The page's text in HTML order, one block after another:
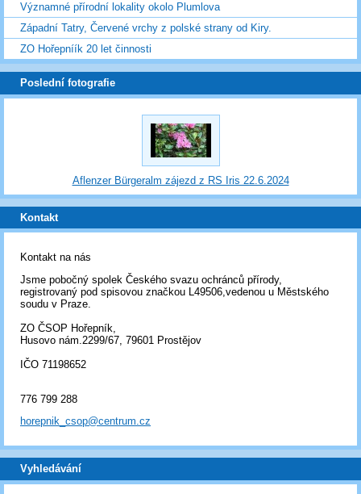
Významné přírodní lokality okolo Plumlova
Západní Tatry, Červené vrchy z polské strany od Kiry.
ZO Hořepníík 20 let činnosti
Poslední fotografie
Aflenzer Bürgeralm zájezd z RS Iris 22.6.2024
Kontakt
Kontakt na nás
Jsme pobočný spolek Českého svazu ochránců přírody,
registrovaný pod spisovou značkou L49506,vedenou u Městského
soudu v Praze.
ZO ČSOP Hořepník,
Husovo nám.2299/67, 79601 Prostějov
IČO 71198652
776 799 288
horepnik_csop@centrum.cz
Vyhledávání